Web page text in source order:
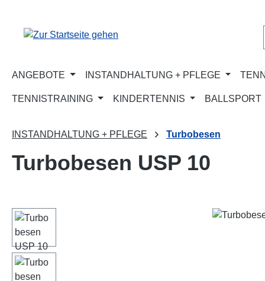
ANGEBOTE INSTANDHALTUNG + PFLEGE
TENNISTRAINING KINDERTENNIS BALLSPORT
INSTANDHALTUNG + PFLEGE Turbobesen
Turbobesen USP 10
Bildergalerie überspringen